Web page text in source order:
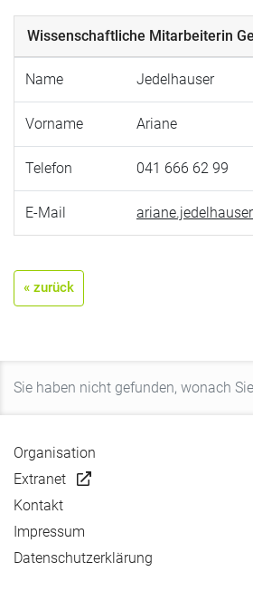
Wissenschaftliche Mitarbeiterin
Name Jedelhauser
Vorname Ariane
Telefon 041 666 62 99
E-Mail
« zurück
Organisation
Extranet
Kontakt
Impressum
Datenschutzerklärung